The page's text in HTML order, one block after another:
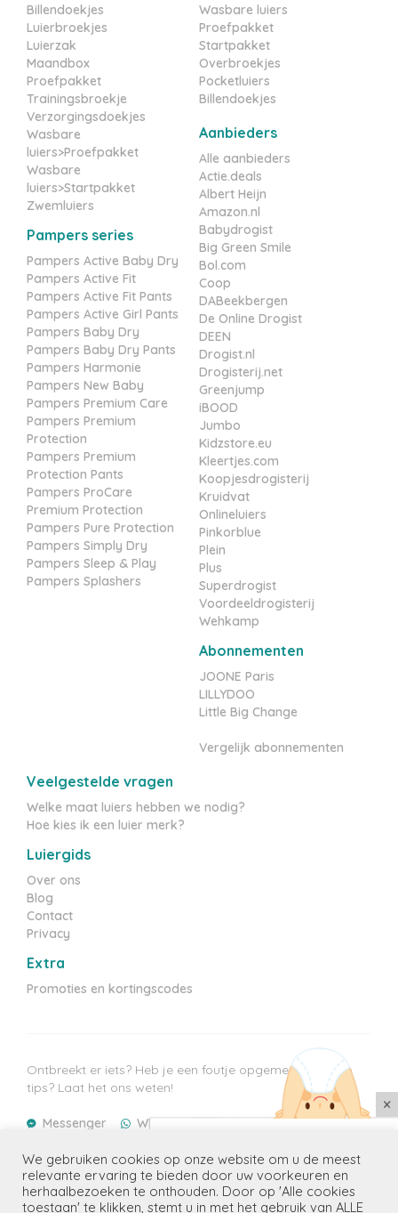
Billendoekjes
Luierbroekjes
Luierzak
Maandbox
Proefpakket
Trainingsbroekje
Verzorgingsdoekjes
Wasbare
luiers>Proefpakket
Wasbare
luiers>Startpakket
Zwemluiers
Pampers series
Pampers Active Baby Dry
Pampers Active Fit
Pampers Active Fit Pants
Pampers Active Girl Pants
Pampers Baby Dry
Pampers Baby Dry Pants
Pampers Harmonie
Pampers New Baby
Pampers Premium Care
Pampers Premium
Protection
Pampers Premium
Protection Pants
Pampers ProCare
Premium Protection
Pampers Pure Protection
Pampers Simply Dry
Pampers Sleep & Play
Pampers Splashers
Wasbare luiers
Proefpakket
Startpakket
Overbroekjes
Pocketluiers
Billendoekjes
Aanbieders
Alle aanbieders
Actie.deals
Albert Heijn
Amazon.nl
Babydrogist
Big Green Smile
Bol.com
Coop
DABeekbergen
De Online Drogist
DEEN
Drogist.nl
Drogisterij.net
Greenjump
iBOOD
Jumbo
Kidzstore.eu
Kleertjes.com
Koopjesdrogisterij
Kruidvat
Onlineluiers
Pinkorblue
Plein
Plus
Superdrogist
Voordeeldrogisterij
Wehkamp
Abonnementen
JOONE Paris
LILLYDOO
Little Big Change
Vergelijk abonnementen
Veelgestelde vragen
Welke maat luiers hebben we nodig?
Hoe kies ik een luier merk?
Luiergids
Over ons
Blog
Contact
Privacy
Extra
Promoties en kortingscodes
Ontbreekt er iets? Heb je een foutje opgemerkt? Heb je
tips? Laat het ons weten!
Messenger WhatsApp E-mail
Laatste prijzen update: 08/08/2026
We gebruiken cookies op onze website om u de meest
relevante ervaring te bieden door uw voorkeuren en
herhaalbezoeken te onthouden. Door op 'Alle cookies
toestaan' te klikken, stemt u in met het gebruik van ALLE
×
Ontvang de beste promoties voor
jouw kindje(s) in je mailbox